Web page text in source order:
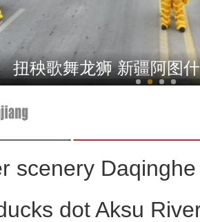
新疆：云雾弥漫
扭秧歌舞龙狮 新疆阿图
scenery
dot Aksu